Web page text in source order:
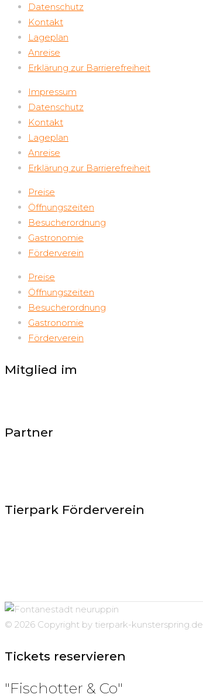
Datenschutz
Kontakt
Lageplan
Anreise
Erklärung zur Barrierefreiheit
Impressum
Datenschutz
Kontakt
Lageplan
Anreise
Erklärung zur Barrierefreiheit
Preise
Öffnungszeiten
Besucherordnung
Gastronomie
Förderverein
Preise
Öffnungszeiten
Besucherordnung
Gastronomie
Förderverein
Mitglied im
Partner
Tierpark Förderverein
© 2026 Copyright by tierpark-kunsterspring.de
Tickets reservieren
"Fischotter & Co"